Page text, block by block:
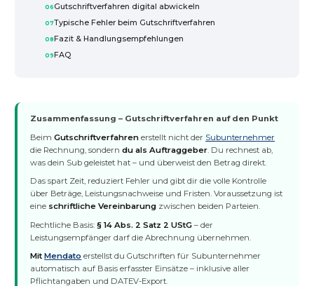
Gutschriftverfahren digital abwickeln
Typische Fehler beim Gutschriftverfahren
Fazit & Handlungsempfehlungen
FAQ
Zusammenfassung – Gutschriftverfahren auf den Punkt
BeimGutschriftverfahren erstellt nicht der Subunternehmer
die Rechnung, sonderndu als Auftraggeber. Du rechnest ab,
was dein Sub geleistet hat – und überweist den Betrag direkt.
Das spart Zeit, reduziert Fehler und gibt dir die volle Kontrolle
über Beträge, Leistungsnachweise und Fristen. Voraussetzung ist
eine schriftliche Vereinbarung zwischen beiden Parteien.
Rechtliche Basis:§ 14 Abs. 2 Satz 2 UStG – der
Leistungsempfänger darf die Abrechnung übernehmen.
MitMendato erstellst du Gutschriften für Subunternehmer
automatisch auf Basis erfasster Einsätze – inklusive aller
Pflichtangaben und DATEV-Export.